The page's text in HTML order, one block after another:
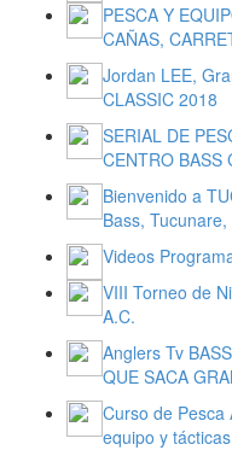
PESCA Y
CAÑAS,
Jordan LEE,
CLASSIC 2018
SERIAL DE
CENTRO BASS
Bienvenido a
Bass, Tucunare,
Videos
VIII Torneo de
A.C.
Anglers Tv
QUE SACA
Curso de Pesca
equipo y